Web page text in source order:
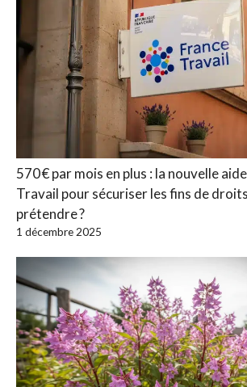
570 € par mois en plus : la nouvelle
Travail pour sécuriser les fins de
prétendre ?
1 décembre 2025